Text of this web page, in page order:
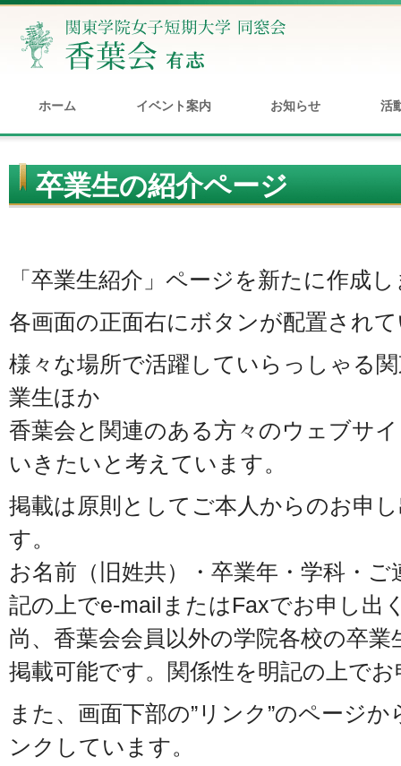
ホーム イベント案内 お知らせ 活
卒業生の紹介ページ
「卒業生紹介」ページを新たに作成
各画面の正面右にボタンが配置され
様々な場所で活躍していらっしゃる
業生ほか
香葉会と関連のある方々のウェブサ
いきたいと考えています。
掲載は原則としてご本人からのお申
す。
お名前（旧姓共）・卒業年・学科・
記の上でe-mailまたはFaxでお申し出
尚、香葉会会員以外の学院各校の卒
掲載可能です。関係性を明記の上で
また、画面下部の”リンク”のページ
ンクしています。